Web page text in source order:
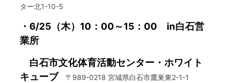
ター北1-10-5
・6/25（木）10：00～15：00 in白石営
業所
白石市文化体育活動センター・ホワイト
キューブ 〒989-0218 宮城県白石市鷹巣東2-1-1